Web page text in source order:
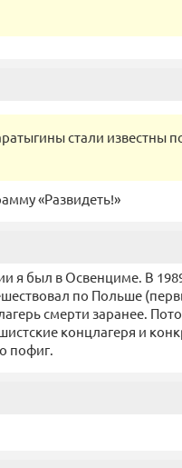
стали известны
«Развидеть!»
я был в Освенциме. В
по Польше
смерти заранее.
концлагеря и
пофиг.